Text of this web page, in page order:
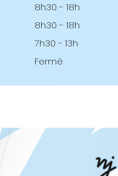
8h30 - 18h
8h30 - 18h
7h30 - 13h
Fermé